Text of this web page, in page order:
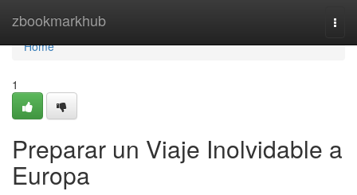
zbookmarkhub
Home
Home
1
Preparar un Viaje Inolvidable a
Europa